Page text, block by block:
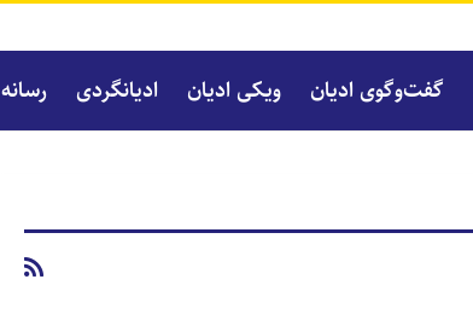
گفت‌و‌گوی ادیان ویکی ادیان ادیانگردی رسانه